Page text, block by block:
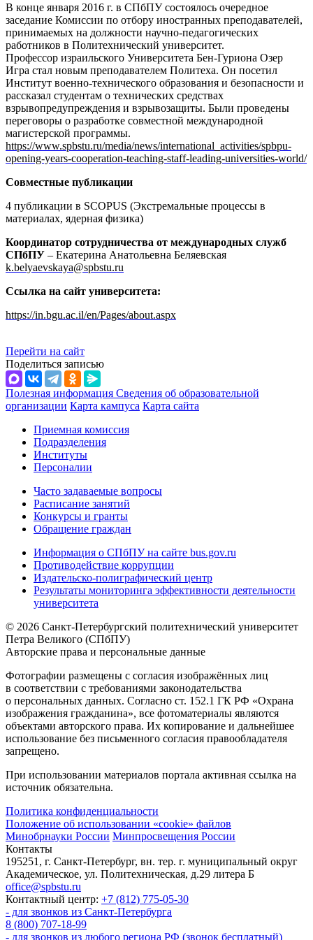
В конце января 2016 г. в СПбПУ состоялось очередное
заседание Комиссии по отбору иностранных преподавателей,
принимаемых на должности научно-педагогических
работников в Политехнический университет.
Профессор израильского Университета Бен-Гуриона Озер
Игра стал новым преподавателем Политеха. Он посетил
Институт военно-технического образования и безопасности и
рассказал студентам о технических средствах
взрывопредупреждения и взрывозащиты. Были проведены
переговоры о разработке совместной международной
магистерской программы.
https://www.spbstu.ru/media/news/international_activities/spbpu-
opening-years-cooperation-teaching-staff-leading-universities-world/
Совместные публикации
4 публикации в SCOPUS (Экстремальные процессы в
материалах, ядерная физика)
Координатор сотрудничества от международных служб
СПбПУ – Екатерина Анатольевна Беляевская
k.belyaevskaya@spbstu.ru
Ссылка на сайт университета:
https://in.bgu.ac.il/en/Pages/about.aspx
Перейти на сайт
Поделиться записью
Полезная информация Сведения об образовательной
организации Карта кампуса Карта сайта
Приемная комиссия
Подразделения
Институты
Персоналии
Часто задаваемые вопросы
Расписание занятий
Конкурсы и гранты
Обращение граждан
Информация о СПбПУ на сайте bus.gov.ru
Противодействие коррупции
Издательско-полиграфический центр
Результаты мониторинга эффективности деятельности
университета
© 2026 Санкт-Петербургский политехнический университет
Петра Великого (СПбПУ)
Авторские права и персональные данные
Фотографии размещены с согласия изображённых лиц
в соответствии с требованиями законодательства
о персональных данных. Согласно ст. 152.1 ГК РФ «Охрана
изображения гражданина», все фотоматериалы являются
объектами авторского права. Их копирование и дальнейшее
использование без письменного согласия правообладателя
запрещено.
При использовании материалов портала активная ссылка на
источник обязательна.
Политика конфиденциальности
Положение об использовании «cookie» файлов
Минобрнауки России Минпросвещения России
Контакты
195251, г. Санкт-Петербург, вн. тер. г. муниципальный округ
Академическое, ул. Политехническая, д.29 литера Б
office@spbstu.ru
Контактный центр: +7 (812) 775-05-30
- для звонков из Санкт-Петербурга
8 (800) 707-18-99
- для звонков из любого региона РФ (звонок бесплатный)